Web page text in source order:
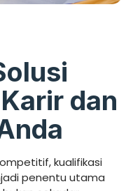
dan
kualifikasi
penentu utama